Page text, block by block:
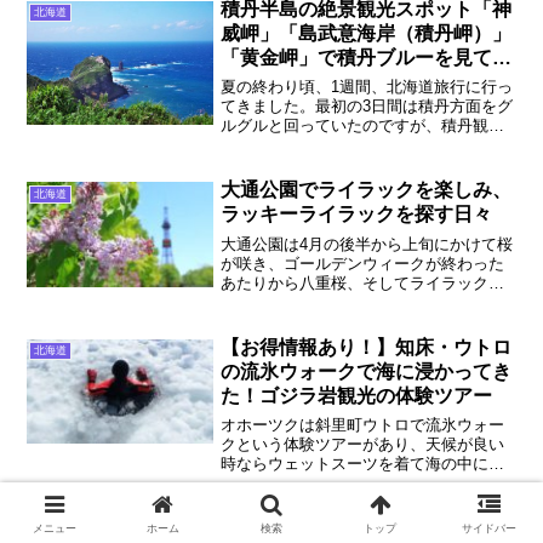
北海道
積丹半島の絶景観光スポット「神
威岬」「島武意海岸（積丹岬）」
「黄金岬」で積丹ブルーを見てき
た
夏の終わり頃、1週間、北海道旅行に行っ
てきました。最初の3日間は積丹方面をグ
ルグルと回っていたのですが、積丹観光
の3箇所を重点的に見てきたので写真多め
に実際の良さを紹介していきます！
北海道
大通公園でライラックを楽しみ、
ラッキーライラックを探す日々
大通公園は4月の後半から上旬にかけて桜
が咲き、ゴールデンウィークが終わった
あたりから八重桜、そしてライラックが
のがあるのはご存知ですか？四葉のクロ
ーバー同様、見つけた人に幸運が訪れる
とされています。
北海道
【お得情報あり！】知床・ウトロ
の流氷ウォークで海に浸かってき
た！ゴジラ岩観光の体験ツアー
オホーツクは斜里町ウトロで流氷ウォー
クという体験ツアーがあり、天候が良い
時ならウェットスーツを着て海の中に入
ることも出来るらしいということで、体
験ツアーを予約してウトロまで流氷ウォ
ークに参加するために行ってきました。
北海道
小樽運河の散策と小樽運河クルー
メニュー ホーム 検索 トップ サイドバー